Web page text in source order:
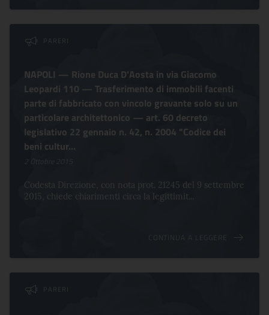
PARERI
NAPOLI — Rione Duca D'Aosta in via Giacomo
Leopardi 110 — Trasferimento di immobili facenti
parte di fabbricato con vincolo gravante solo su un
particolare architettonico — art. 60 decreto
legislativo 22 gennaio n. 42, n. 2004 "Codice dei
beni cultur...
2 Ottobre 2015
Codesta Direzione, con nota prot. 21245 del 9 settembre
2015, chiede chiarimenti circa la legittimit...
CONTINUA A LEGGERE
PARERI